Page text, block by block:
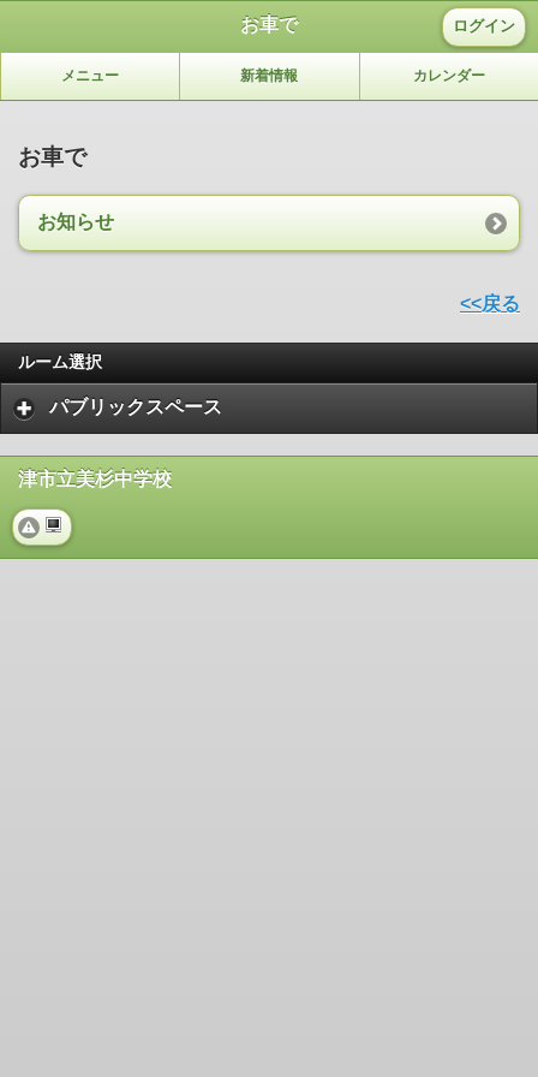
お車で ログイン
メニュー 新着情報 カレンダー
お車で
お知らせ
<<戻る
ルーム選択
パブリックスペース
津市立美杉中学校